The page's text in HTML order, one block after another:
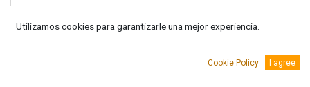
Añadir al carro
Utilizamos cookies para garantizarle una mejor experiencia.
Cookie Policy I agree